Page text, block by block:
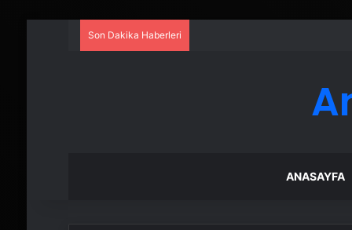
Son Dakika Haberleri
ANASAYFA